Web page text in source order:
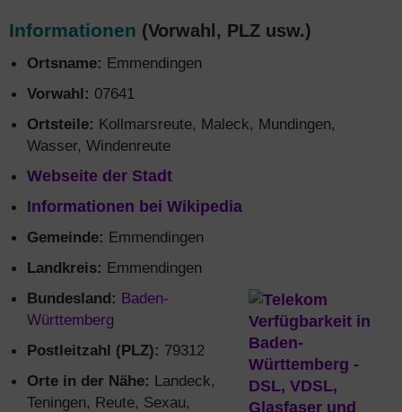
Informationen (Vorwahl, PLZ usw.)
Ortsname: Emmendingen
Vorwahl: 07641
Ortsteile: Kollmarsreute, Maleck, Mundingen,
Wasser, Windenreute
Webseite der Stadt
Informationen bei Wikipedia
Gemeinde: Emmendingen
Landkreis: Emmendingen
Bundesland: Baden-
Württemberg
Postleitzahl (PLZ): 79312
Orte in der Nähe: Landeck,
Teningen, Reute, Sexau,